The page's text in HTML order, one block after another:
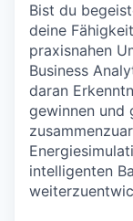
Bist du
deine
praxisnahen
Business
daran
gewinnen und
intelligenten